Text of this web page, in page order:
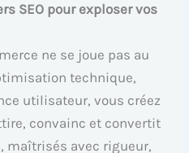
SEO pour exploser vos
ne se joue pas au
technique,
utilisateur, vous créez
convainc et convertit
maîtrisés avec rigueur,